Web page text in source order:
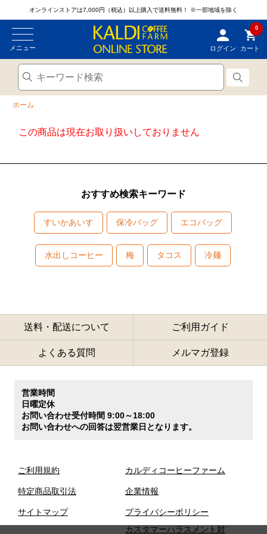
オンラインストアは7,000円（税込）以上購入で送料無料！ ※一部地域を除く
メニュー ログイン
0
カート
ホーム
この商品は現在お取り扱いしておりません
おすすめ検索キーワード
すいかあいす 保冷バッグ エコバッグ
水出しコーヒー 梅 タコス 冷麺
送料・配送について ご利用ガイド
よくある質問 メルマガ登録
営業時間
日曜定休
お問い合わせ受付時間 9:00～18:00
お問い合わせへの回答は翌営業日となります。
ご利用規約
特定商品取引法
サイトマップ
カルディコーヒーファーム
企業情報
プライバシーポリシー
カスタマーハラスメント対